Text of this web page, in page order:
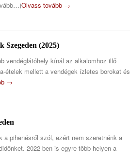
Olvass tovább →
Szegeden (2025)
vendéglátóhely kínál az alkalomhoz illő
ételek mellett a vendégek ízletes borokat és
→
a pihenésről szól, ezért nem szeretnénk a
2022-ben is egyre több helyen a